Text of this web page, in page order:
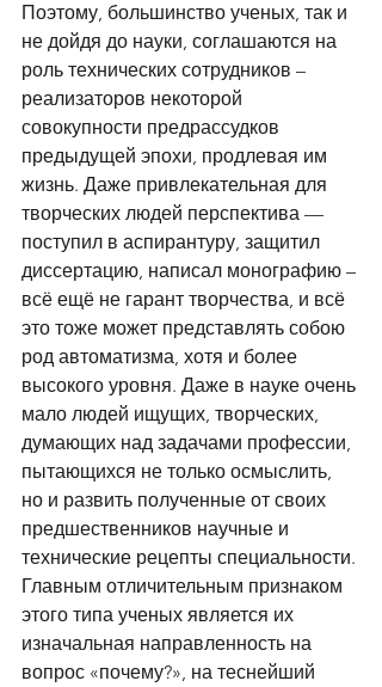
Поэтому, большинство ученых, так и
не дойдя до науки, соглашаются на
роль технических сотрудников –
реализаторов некоторой
совокупности предрассудков
предыдущей эпохи, продлевая им
жизнь. Даже привлекательная для
творческих людей перспектива —
поступил в аспирантуру, защитил
диссертацию, написал монографию –
всё ещё не гарант творчества, и всё
это тоже может представлять собою
род автоматизма, хотя и более
высокого уровня. Даже в науке очень
мало людей ищущих, творческих,
думающих над задачами профессии,
пытающихся не только осмыслить,
но и развить полученные от своих
предшественников научные и
технические рецепты специальности.
Главным отличительным признаком
этого типа ученых является их
изначальная направленность на
вопрос «почему?», на теснейший